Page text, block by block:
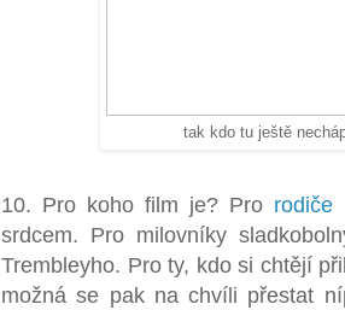
tak kdo tu ještě
10. Pro koho film je? Pro rodiče
srdcem. Pro milovníky
Trembleyho. Pro ty, kdo si chtějí
možná se pak na chvíli přestat